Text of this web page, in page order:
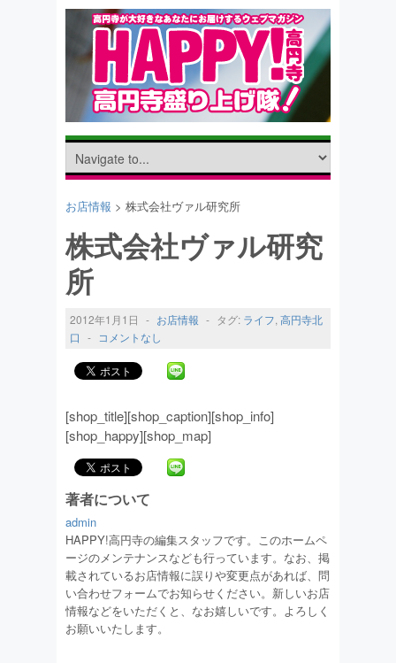
お店情報 > 株式会社ヴァル研究所
株式会社ヴァル研究
所
2012年1月1日 - お店情報 - タグ: ライフ, 高円寺北
口 - コメントなし
[shop_title][shop_caption][shop_info]
[shop_happy][shop_map]
著者について
admin
HAPPY!高円寺の編集スタッフです。このホームペ
ージのメンテナンスなども行っています。なお、掲
載されているお店情報に誤りや変更点があれば、問
い合わせフォームでお知らせください。新しいお店
情報などをいただくと、なお嬉しいです。よろしく
お願いいたします。